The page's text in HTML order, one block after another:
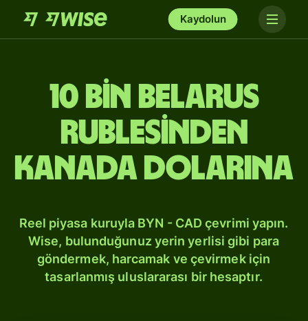
Kaydolun
10 bin Belarus
rublesinden
Kanada dolarına
Reel piyasa kuruyla BYN - CAD çevrimi yapın.
Wise, bulunduğunuz yerin yerlisi gibi para
göndermek, harcamak ve çevirmek için
tasarlanmış uluslararası bir hesaptır.